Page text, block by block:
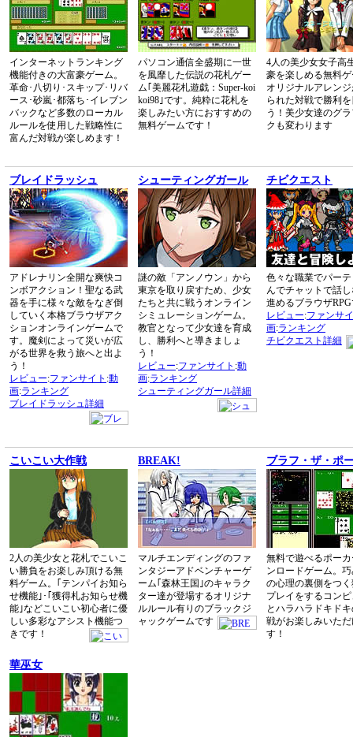
インターネットランキング
機能付きの大富豪ゲーム。
革命･八切り･スキップ･リバ
ース･砂嵐･都落ち･イレブン
バックなど多数のローカル
ルールを使用した戦略性に
富んだ対戦が楽しめます！
パソコン通信全盛期に一世
を風靡した伝説の花札ゲー
ム｢美麗花札遊戯：Super-koi
koi98｣です。純粋に花札を
楽しみたい方におすすめの
無料ゲームです！
4人の美少女女子高
豪を楽しめる無料
オリジナルアレン
られた対戦で勝利
う！美少女達のグ
クも変わります
ブレイドラッシュ
アドレナリン全開な爽快コ
ンボアクション！聖なる武
器を手に様々な敵をなぎ倒
していく本格ブラウザアク
ションオンラインゲームで
す。魔剣によって災いが広
がる世界を救う旅へと出よ
う！
レビュー:ファンサイト :動
画:ランキング
ブレイドラッシュ詳細
シューティングガール
謎の敵「アンノウン」から
東京を取り戻すため、少女
たちと共に戦うオンライン
シミュレーションゲーム。
教官となって少女達を育成
し、勝利へと導きましょ
う！
レビュー:ファンサイト :動
画:ランキング
シューティングガール詳細
チビクエスト
色々な職業でパー
んでチャットで話
進めるブラウザ
レビュー:ファンサ
画:ランキング
チビクエスト詳細
こいこい大作戦
2人の美少女と花札でこいこ
い勝負をお楽しみ頂ける無
料ゲーム。｢テンパイお知ら
せ機能｣･｢獲得札お知らせ機
能｣などこいこい初心者に優
しい多彩なアシスト機能つ
きです！
BREAK!
マルチエンディングのファ
ンタジーアドベンチャーゲ
ーム｢森林王国｣のキャラク
ター達が登場するオリジナ
ルルール有りのブラックジ
ャックゲームです
ブラフ・ザ・ポ
無料で遊べるポー
ンロードゲーム。
の心理の裏側をつ
プレイをするコン
とハラハラドキド
戦がお楽しみいた
す！
華巫女